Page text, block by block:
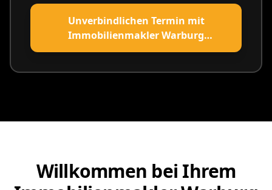
Unverbindlichen Termin mit
Immobilienmakler Warburg
vereinbaren
Willkommen bei Ihrem